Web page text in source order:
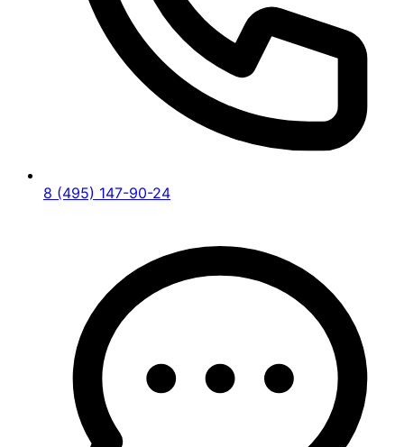
8 (495) 147-90-24